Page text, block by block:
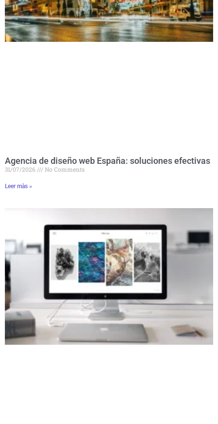
Agencia de diseño web España: soluciones efectivas
31/07/2026 No Comments
Leer màs »